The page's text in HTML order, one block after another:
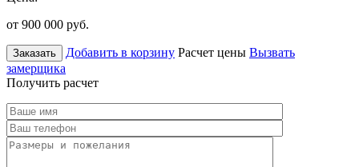
от 900 000 руб.
Заказать Добавить в корзину Расчет цены Вызвать
замерщика
Получить расчет